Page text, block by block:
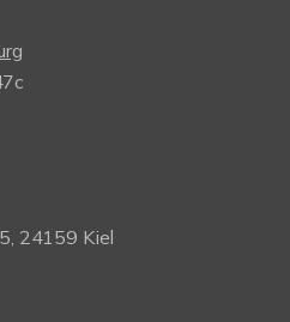
24159 Kiel